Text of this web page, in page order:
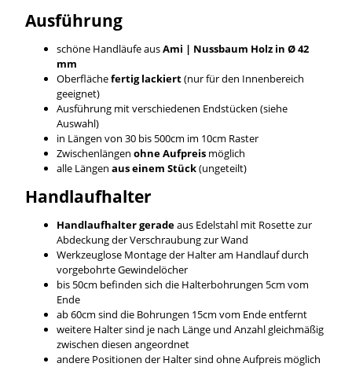
Ausführung
schöne Handläufe ausAmi | Nussbaum Holz in Ø 42
mm
Oberflächefertig lackiert(nur für den Innenbereich
geeignet)
Ausführung mit verschiedenen Endstücken (siehe
Auswahl)
in Längen von 30 bis 500cm im 10cm Raster
Zwischenlängen ohne Aufpreis möglich
alle Längen aus einem Stück(ungeteilt)
Handlaufhalter
Handlaufhalter geradeaus Edelstahl mit Rosette zur
Abdeckung der Verschraubung zur Wand
Werkzeuglose Montage der Halter am Handlauf durch
vorgebohrte Gewindelöcher
bis 50cm befinden sich die Halterbohrungen 5cm vom
Ende
ab 60cm sind die Bohrungen 15cm vom Ende entfernt
weitere Halter sind je nach Länge und Anzahl gleichmäßig
zwischen diesen angeordnet
andere Positionen der Halter sind ohne Aufpreis möglich